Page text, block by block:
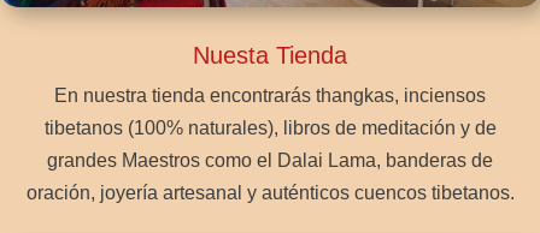
Nuesta Tienda
En nuestra tienda encontrarás thangkas, inciensos
tibetanos (100% naturales), libros de meditación y de
grandes Maestros como el Dalai Lama, banderas de
oración, joyería artesanal y auténticos cuencos tibetanos.